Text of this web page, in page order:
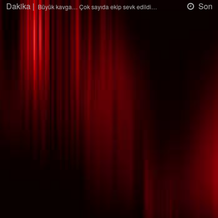
Son Dakika |Ağaçtan düştü…